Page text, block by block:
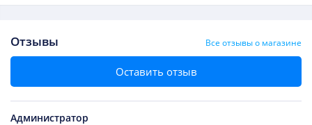
Отзывы Все отзывы о магазине
Оставить отзыв
Администратор